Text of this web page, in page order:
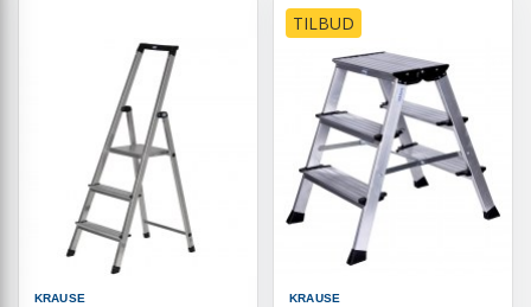
KRAUSE
TILBUD
KRAUSE